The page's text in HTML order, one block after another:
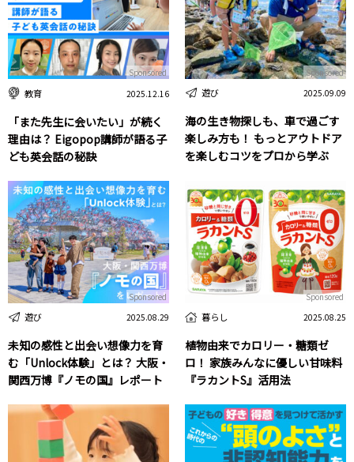
教育 2025.12.16
「また先生に会いたい」が続く
理由は？ Eigopop講師が語る子
ども英会話の秘訣
Sponsored
遊び 2025.09.09
海の生き物探しも、車で過ごす
楽しみ方も！ もっとアウトドア
を楽しむコツをプロから学ぶ
Sponsored
遊び 2025.08.29
未知の感性と出会い想像力を育
む「Unlock体験」とは？ 大阪・
関西万博『ノモの国』レポート
Sponsored
暮らし 2025.08.25
植物由来でカロリー・糖類ゼ
ロ！ 家族みんなに優しい甘味料
『ラカントS』活用法
Sponsored